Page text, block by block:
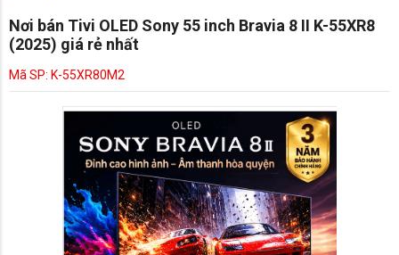
Nơi bán Tivi OLED Sony 55 inch Bravia 8 II K-55XR8
(2025) giá rẻ nhất
Mã SP: K-55XR80M2